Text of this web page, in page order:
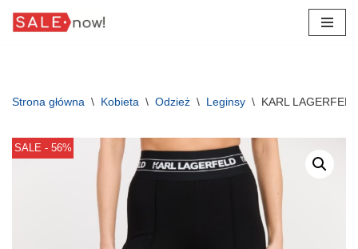
Strona główna \ Kobieta \ Odzież \ Leginsy \ KARL
SALE - 56%